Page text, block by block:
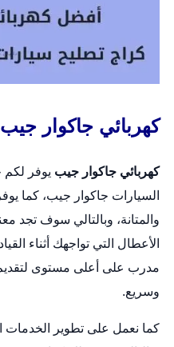
كهربائي جاكوار جيب
كهربائي جاكوار جيب يوفر لكم
السيارات جاكوار جيب، كما
والمتانة، وبالتالي سوف تجد
الأعطال التي تواجهك أثناء
مدرب على أعلى مستوى
وسريع.
كما نعمل على تطوير الخدمات